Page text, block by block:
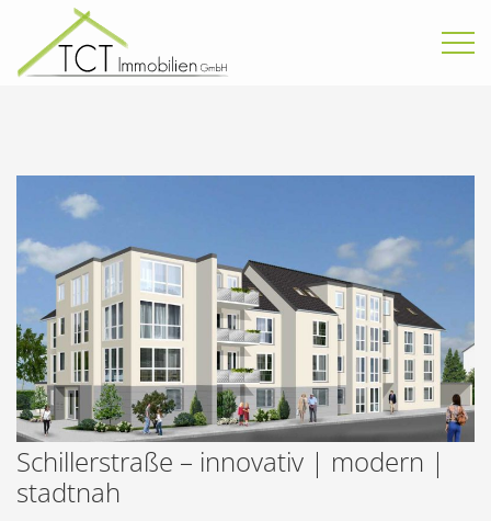
Schillerstraße – innovativ | modern |
stadtnah